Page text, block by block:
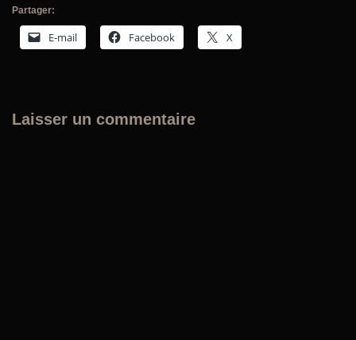
Partager:
E-mail Facebook X
Laisser un commentaire